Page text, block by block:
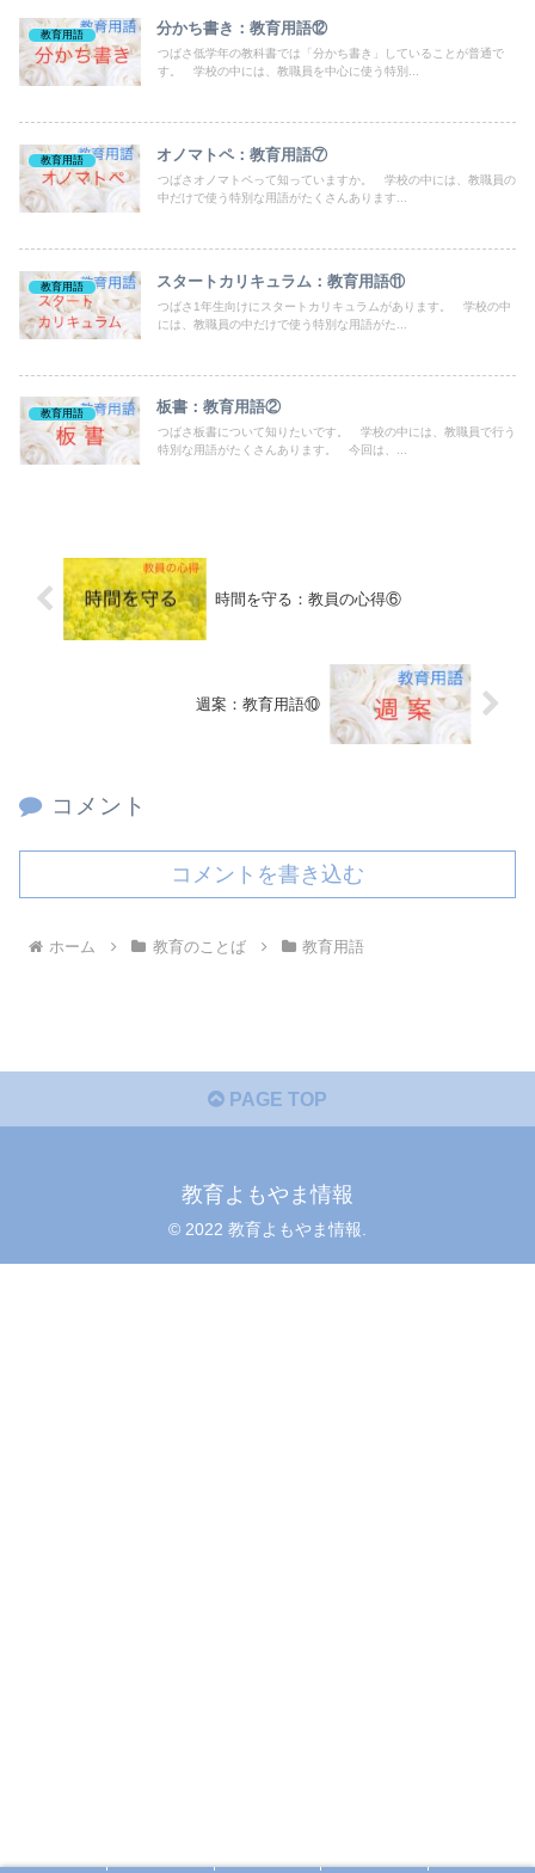
教育用語 分かち書き：教育用語⑫
つばさ低学年の教科書では「分かち書き」していることが普通で
す。 学校の中には、教職員を中心に使う特別...
教育用語 オノマトペ：教育用語⑦
つばさオノマトペって知っていますか。 学校の中には、教職員の
中だけで使う特別な用語がたくさんあります...
教育用語 スタートカリキュラム：教育用語⑪
つばさ1年生向けにスタートカリキュラムがあります。 学校の中
には、教職員の中だけで使う特別な用語がた...
教育用語 板書：教育用語②
つばさ板書について知りたいです。 学校の中には、教職員で行う
特別な用語がたくさんあります。 今回は、...
時間を守る：教員の心得⑥
週案：教育用語⑩
コメント
コメントを書き込む
ホーム 教育のことば 教育用語
PAGE TOP
教育よもやま情報
© 2022 教育よもやま情報.